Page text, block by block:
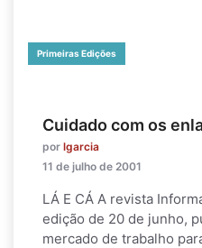
Primeiras Edições
Cuidado com os
por lgarcia
11 de julho de 2001
LÁ E CÁ A revista
edição de 20 de junho,
mercado de trabalho